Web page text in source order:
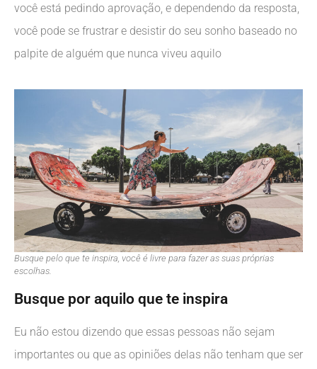
você está pedindo aprovação, e dependendo da resposta,
você pode se frustrar e desistir do seu sonho baseado no
palpite de alguém que nunca viveu aquilo
Busque pelo que te inspira, você é livre para fazer as suas próprias
escolhas.
Busque por aquilo que te inspira
Eu não estou dizendo que essas pessoas não sejam
importantes ou que as opiniões delas não tenham que ser